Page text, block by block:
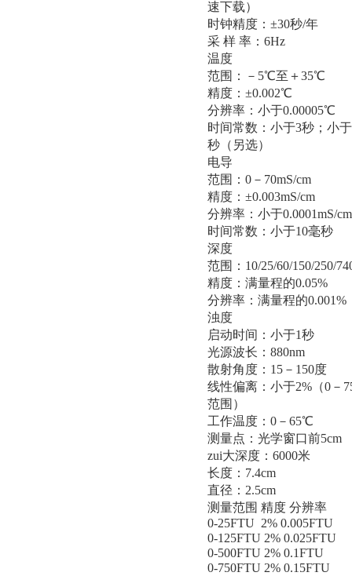
速下载）
时钟精度：±30秒/年
采 样 率：6Hz
温度
范围：－5℃至＋35℃
精度：±0.002℃
分辨率：小于0.00005℃
时间常数：小于3秒；小
秒（另选）
电导
范围：0－70mS/cm
精度：±0.003mS/cm
分辨率：小于0.0001mS/cm
时间常数：小于10毫秒
深度
范围：10/25/60/150/250/
精度：满量程的0.05%
分辨率：满量程的0.001%
浊度
启动时间：小于1秒
光源波长：880nm
散射角度：15－150度
线性偏离：小于2%（0－
范围）
工作温度：0－65℃
测量点：光学窗口前5cm
zui大深度：6000米
长度：7.4cm
直径：2.5cm
测量范围 精度 分辨率
0-25FTU 2% 0.005FTU
0-125FTU 2% 0.025FTU
0-500FTU 2% 0.1FTU
0-750FTU 2% 0.15FTU